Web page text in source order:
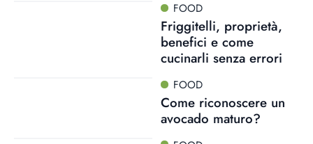
FOOD
Friggitelli, proprietà,
benefici e come
cucinarli senza errori
FOOD
Come riconoscere un
avocado maturo?